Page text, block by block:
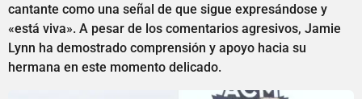
cantante como una señal de que sigue expresándose y
«está viva». A pesar de los comentarios agresivos, Jamie
Lynn ha demostrado comprensión y apoyo hacia su
hermana en este momento delicado.